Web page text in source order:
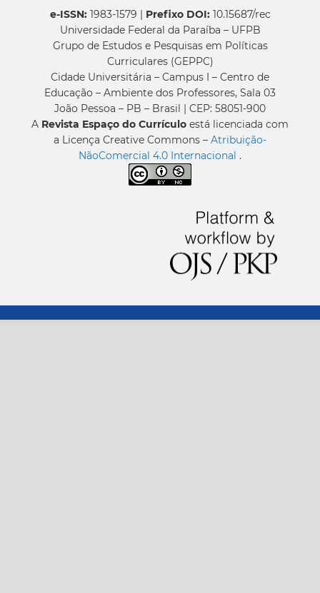
e-ISSN:1983-1579 | Prefixo DOI:10.15687/rec
Universidade Federal da Paraíba – UFPB
Grupo de Estudos e Pesquisas em Políticas
Curriculares (GEPPC)
Cidade Universitária – Campus I – Centro de
Educação – Ambiente dos Professores, Sala 03
João Pessoa – PB – Brasil | CEP: 58051-900
A Revista Espaço do Currículo está licenciada com
a Licença Creative Commons – Atribuição-
NãoComercial 4.0 Internacional .